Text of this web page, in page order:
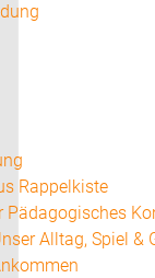
Rappelkiste
Pädagogisches
Alltag, Spiel &